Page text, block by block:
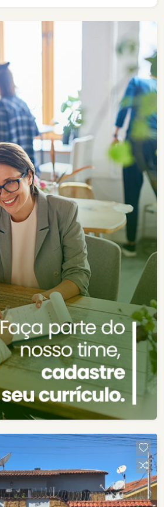
direto com o
São Bento -Padaria São
Via Mix -Hortifruti São
Bento -Parada obrigatória